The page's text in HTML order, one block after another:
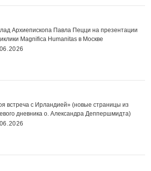
Архиепископа Павла Пецци на презентации
Magnifica Нumanitas в Москве
встреча с Ирландией» (новые страницы из
дневника о. Александра Деппершмидта)